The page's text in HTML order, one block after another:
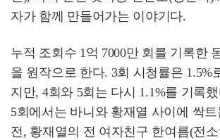
자가 함께 만들어가는 이야기다.
누적 조회수 1억 7000만 회를 기록한
을 원작으로 한다. 3회 시청률은 1.5%
지만, 4회와 5회는 다시 1.1%를 기록
5회에서는 바니와 황재열 사이에 싹
전, 황재열의 전 여자친구 한여름(전